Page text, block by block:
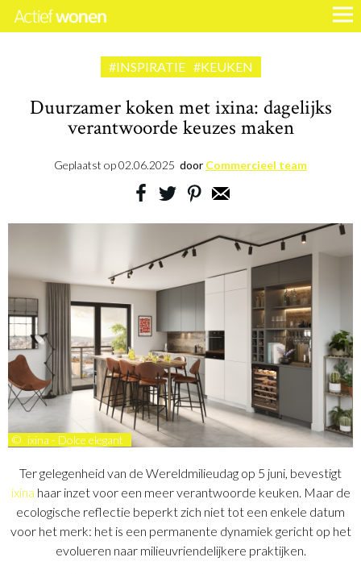
#INSPIRATIE #KEUKEN
Duurzamer koken met ixina: dagelijks
verantwoorde keuzes maken
Geplaatst op02.06.2025 door Commercieel team
© ixina - Dolce elegant
Ter gelegenheid van de Wereldmilieudag op 5 juni, bevestigt
ixina haar inzet voor een meer verantwoorde keuken. Maar de
ecologische reflectie beperkt zich niet tot een enkele datum
voor het merk: het is een permanente dynamiek gericht op het
evolueren naar milieuvriendelijkere praktijken.